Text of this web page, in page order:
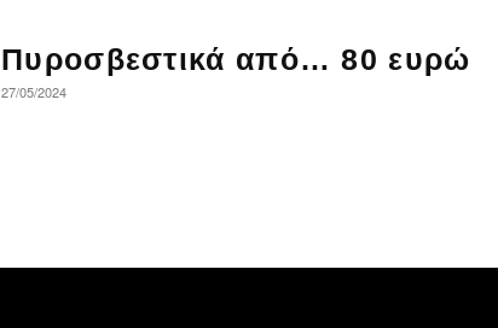
Πυροσβεστικά από… 80 ευρώ
27/05/2024